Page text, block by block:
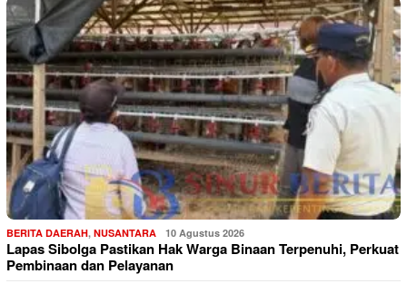
BERITA DAERAH, NUSANTARA 10 Agustus 2026
Lapas Sibolga Pastikan Hak Warga Binaan Terpenuhi, Perkuat
Pembinaan dan Pelayanan